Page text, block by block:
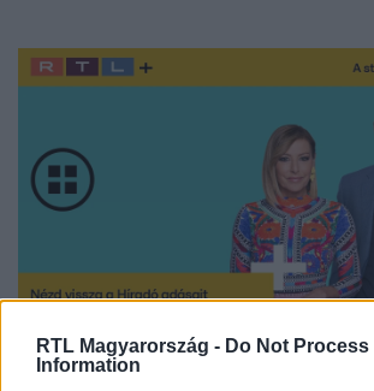
RTL Magyarország - Do Not
Information
Nézd vissza a Híradó adásait az RTL+ felületén!